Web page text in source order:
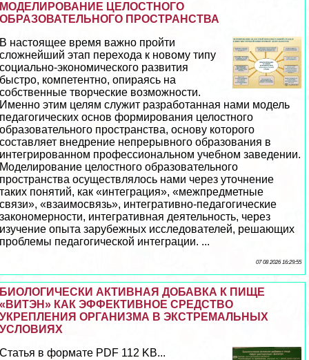
МОДЕЛИРОВАНИЕ ЦЕЛОСТНОГО
ОБРАЗОВАТЕЛЬНОГО ПРОСТРАНСТВА
В настоящее время важно пройти
сложнейший этап перехода к новому типу
социально-экономического развития
быстро, компетентно, опираясь на
собственные творческие возможности.
Именно этим целям служит разработанная нами модель
педагогических основ формирования целостного
образовательного прострaнcтва, основу которого
составляет внедрение непрерывного образования в
интегрированном профессиональном учебном заведении.
Моделирование целостного образовательного
прострaнcтва осуществлялось нами через уточнение
таких понятий, как «интеграция», «межпредметные
связи», «взаимосвязь», интегративно-педагогические
закономерности, интегративная деятельность, через
изучение опыта зарубежных исследователей, решающих
проблемы педагогической интеграции. ...
07 08 2026 16:29:55
БИОЛОГИЧЕСКИ АКТИВНАЯ ДОБАВКА К ПИЩЕ
«ВИТЭН» КАК ЭФФЕКТИВНОЕ СРЕДСТВО
УКРЕПЛЕНИЯ ОРГАНИЗМА В ЭКСТРЕМАЛЬНЫХ
УСЛОВИЯХ
Статья в формате PDF 112 KB...